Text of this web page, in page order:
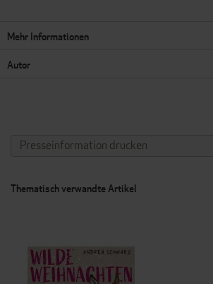
Mehr Informationen
Autor
Presseinformation drucken
Thematisch verwandte Artikel